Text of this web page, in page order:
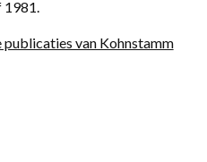
publicaties van Kohnstamm